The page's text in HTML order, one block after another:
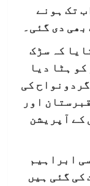
تک ہونے
دی گئی۔
کہ سڑک
ہٹا دیا
کی
اور
کے آپریشن
ابراہیم
کی گئی ہیں